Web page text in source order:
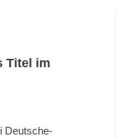
Titel im
Deutsche-